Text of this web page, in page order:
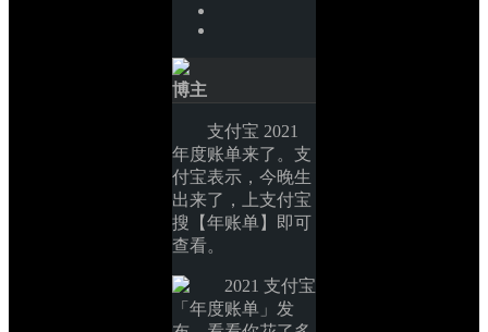
博主
支付宝 2021
年度账单来了。支
付宝表示，今晚生
出来了，上支付宝
搜【年账单】即可
查看。